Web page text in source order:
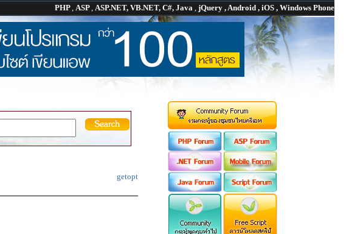
PHP, ASP, ASP.NET, VB.NET, C#, Java , jQuery , Android , iOS , Windows Phone
getopt